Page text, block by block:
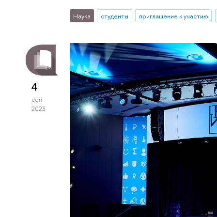
Наука студенты приглашение к участию
4
сен
2023